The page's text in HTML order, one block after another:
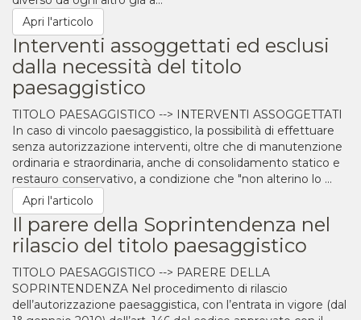
Apri l'articolo
Interventi assoggettati ed esclusi
dalla necessità del titolo
paesaggistico
TITOLO PAESAGGISTICO --> INTERVENTI ASSOGGETTATI
In caso di vincolo paesaggistico, la possibilità di effettuare
senza autorizzazione interventi, oltre che di manutenzione
ordinaria e straordinaria, anche di consolidamento statico e
restauro conservativo, a condizione che "non alterino lo ...
Apri l'articolo
Il parere della Soprintendenza nel
rilascio del titolo paesaggistico
TITOLO PAESAGGISTICO --> PARERE DELLA
SOPRINTENDENZA Nel procedimento di rilascio
dell’autorizzazione paesaggistica, con l’entrata in vigore (dal